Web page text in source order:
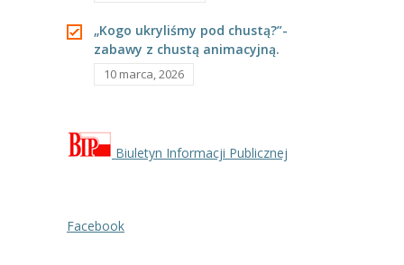
„Kogo ukryliśmy pod chustą?”-
zabawy z chustą animacyjną.
10 marca, 2026
Biuletyn Informacji Publicznej
Facebook